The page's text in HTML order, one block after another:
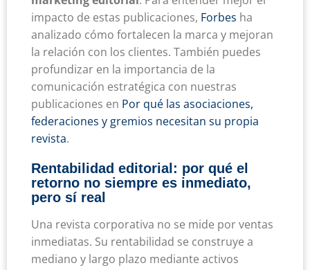
impacto de estas publicaciones, Forbes ha
analizado cómo fortalecen la marca y mejoran
la relación con los clientes. También puedes
profundizar en la importancia de la
comunicación estratégica con nuestras
publicaciones en Por qué las asociaciones,
federaciones y gremios necesitan su propia
revista.
Rentabilidad editorial: por qué el
retorno no siempre es inmediato,
pero sí real
Una revista corporativa no se mide por ventas
inmediatas. Su rentabilidad se construye a
mediano y largo plazo mediante activos